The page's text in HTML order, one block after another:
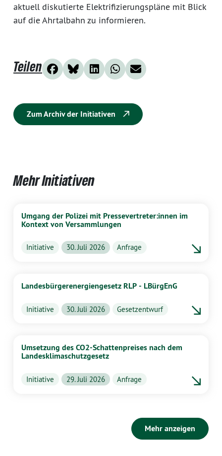
aktuell diskutierte Elektrifizierungspläne mit Blick
auf die Ahrtalbahn zu informieren.
Teilen
Zum Archiv der Initiativen
Mehr Initiativen
Umgang der Polizei mit Pressevertreter:innen im
Kontext von Versammlungen
Initiative 30. Juli 2026 Anfrage
Landesbürgerenergiengesetz RLP - LBürgEnG
Initiative 30. Juli 2026 Gesetzentwurf
Umsetzung des CO2-Schattenpreises nach dem
Landesklimaschutzgesetz
Initiative 29. Juli 2026 Anfrage
Mehr anzeigen